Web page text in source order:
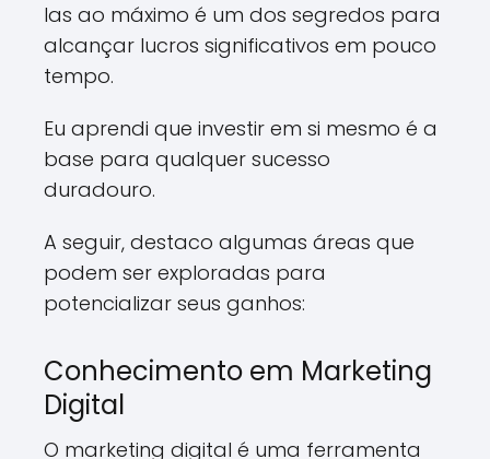
las ao máximo é um dos segredos para
alcançar lucros significativos em pouco
tempo.
Eu aprendi que investir em si mesmo é a
base para qualquer sucesso
duradouro.
A seguir, destaco algumas áreas que
podem ser exploradas para
potencializar seus ganhos:
Conhecimento em Marketing
Digital
O marketing digital é uma ferramenta